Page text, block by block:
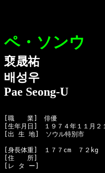
ペ・ソンウ
裵晟祐
배성우
Pae Seong-U
[職　　業]　俳優
[生年月日]　１９７４年１１月２
[出 生 地]　ソウル特別市
[身長体重]　１７７cm　７２kg
[住　　所]
[レ タ ー]